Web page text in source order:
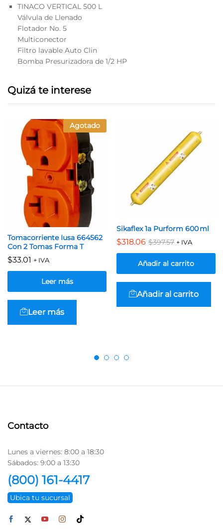
TINACO VERTICAL 500 L
Válvula de Llenado
Flotador No. 5
Multiconector
Filtro lavable Auto Clin
Bomba Presurizadora de 1/2 HP
Quizá te interese
Agotado
Tomacorriente Iusa 664562
Con 2 Tomas Forma T
$33.01 + IVA
Leer más
Leer más
Sikaflex 1a Purform 600 ml
$318.06 $397.57 + IVA
Añadir al carrito
Añadir al carrito
Contacto
Lunes a viernes: 8:00 a 18:30
Sábados: 9:00 a 13:30
(800) 161-4417
Ubica tu sucursal